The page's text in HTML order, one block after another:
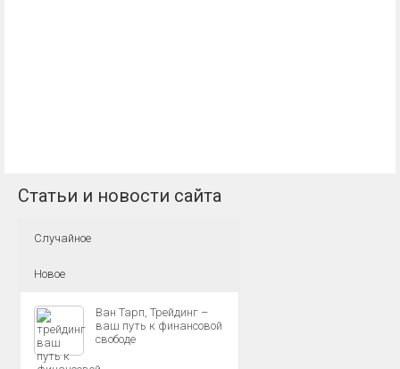
Статьи и новости сайта
Случайное
Новое
Ван Тарп, Трейдинг –
ваш путь к финансовой
свободе